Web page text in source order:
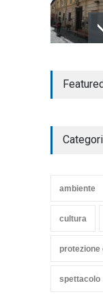
ambiente
cultura
protezione
spettacolo